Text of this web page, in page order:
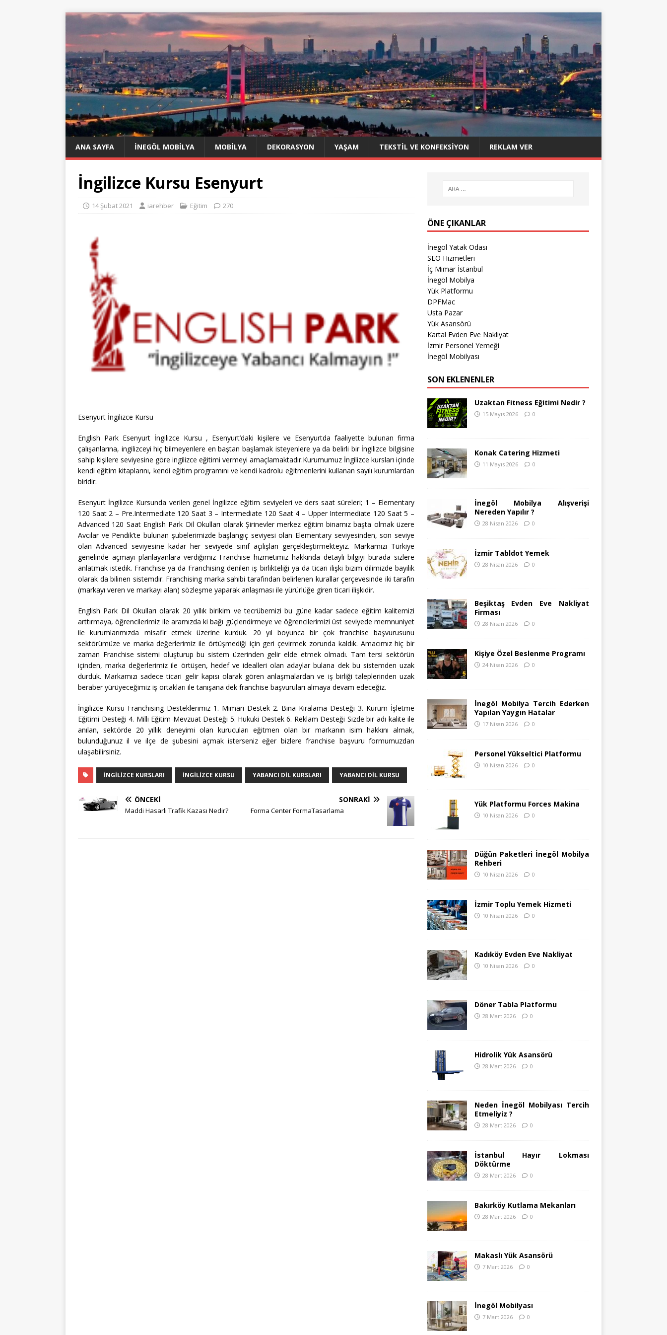
ANA SAYFA İNEGÖL MOBILYA MOBILYA DEKORASYON YAŞAM TEKSTIL VE KONFEKSIYON REKLAM VER
İngilizce Kursu Esenyurt
14 Şubat 2021 iarehber Eğitim 270
Esenyurt İngilizce Kursu
English Park Esenyurt İngilizce Kursu , Esenyurt’daki kişilere ve Esenyurtda faaliyette bulunan firma
çalışanlarına, ingilizceyi hiç bilmeyenlere en baştan başlamak isteyenlere ya da belirli bir İngilizce bilgisine
sahip kişilere seviyesine göre ingilizce eğitimi vermeyi amaçlamaktadır.Kurumumuz İngilizce kursları içinde
kendi eğitim kitaplarını, kendi eğitim programını ve kendi kadrolu eğitmenlerini kullanan sayılı kurumlardan
biridir.
Esenyurt İngilizce Kursunda verilen genel İngilizce eğitim seviyeleri ve ders saat süreleri; 1 – Elementary
120 Saat 2 – Pre.Intermediate 120 Saat 3 – Intermediate 120 Saat 4 – Upper Intermediate 120 Saat 5 –
Advanced 120 Saat English Park Dil Okulları olarak Şirinevler merkez eğitim binamız başta olmak üzere
Avcılar ve Pendik’te bulunan şubelerimizde başlangıç seviyesi olan Elementary seviyesinden, son seviye
olan Advanced seviyesine kadar her seviyede sınıf açılışları gerçekleştirmekteyiz. Markamızı Türkiye
genelinde açmayı planlayanlara verdiğimiz Franchise hizmetimiz hakkında detaylı bilgiyi burada sizlere
anlatmak istedik. Franchise ya da Franchising denilen iş birlikteliği ya da ticari ilişki bizim dilimizde bayilik
olarak da bilinen sistemdir. Franchising marka sahibi tarafından belirlenen kurallar çerçevesinde iki tarafın
(markayı veren ve markayı alan) sözleşme yaparak anlaşması ile yürürlüğe giren ticari ilişkidir.
English Park Dil Okulları olarak 20 yıllık birikim ve tecrübemizi bu güne kadar sadece eğitim kalitemizi
arttırmaya, öğrencilerimiz ile aramızda ki bağı güçlendirmeye ve öğrencilerimizi üst seviyede memnuniyet
ile kurumlarımızda misafir etmek üzerine kurduk. 20 yıl boyunca bir çok franchise başvurusunu
sektörümüze ve marka değerlerimiz ile örtüşmediği için geri çevirmek zorunda kaldık. Amacımız hiç bir
zaman Franchise sistemi oluşturup bu sistem üzerinden gelir elde etmek olmadı. Tam tersi sektörün
içinden, marka değerlerimiz ile örtüşen, hedef ve idealleri olan adaylar bulana dek bu sistemden uzak
durduk. Markamızı sadece ticari gelir kapısı olarak gören anlaşmalardan ve iş birliği taleplerinden uzak
beraber yürüyeceğimiz iş ortakları ile tanışana dek franchise başvuruları almaya devam edeceğiz.
İngilizce Kursu Franchising Desteklerimiz 1. Mimari Destek 2. Bina Kiralama Desteği 3. Kurum İşletme
Eğitimi Desteği 4. Milli Eğitim Mevzuat Desteği 5. Hukuki Destek 6. Reklam Desteği Sizde bir adı kalite ile
anılan, sektörde 20 yıllık deneyimi olan kurucuları eğitmen olan bir markanın isim hakkını almak,
bulunduğunuz il ve ilçe de şubesini açmak isterseniz eğer bizlere franchise başvuru formumuzdan
ulaşabilirsiniz.
İNGILIZCE KURSLARI INGILIZCE KURSU YABANCI DIL KURSLARI YABANCI DIL KURSU
ÖNCEKI
Maddi Hasarlı Trafik Kazası Nedir?
SONRAKI
Forma Center FormaTasarlama
ÖNE ÇIKANLAR
İnegöl Yatak Odası
SEO Hizmetleri
İç Mimar İstanbul
İnegöl Mobilya
Yük Platformu
DPFMac
Usta Pazar
Yük Asansörü
Kartal Evden Eve Nakliyat
İzmir Personel Yemeği
İnegöl Mobilyası
SON EKLENENLER
Uzaktan Fitness Eğitimi Nedir ?
15 Mayıs 2026 0
Konak Catering Hizmeti
11 Mayıs 2026 0
İnegöl Mobilya Alışverişi
Nereden Yapılır ?
28 Nisan 2026 0
İzmir Tabldot Yemek
28 Nisan 2026 0
Beşiktaş Evden Eve Nakliyat
Firması
28 Nisan 2026 0
Kişiye Özel Beslenme Programı
24 Nisan 2026 0
İnegöl Mobilya Tercih Ederken
Yapılan Yaygın Hatalar
17 Nisan 2026 0
Personel Yükseltici Platformu
10 Nisan 2026 0
Yük Platformu Forces Makina
10 Nisan 2026 0
Düğün Paketleri İnegöl Mobilya
Rehberi
10 Nisan 2026 0
İzmir Toplu Yemek Hizmeti
10 Nisan 2026 0
Kadıköy Evden Eve Nakliyat
10 Nisan 2026 0
Döner Tabla Platformu
28 Mart 2026 0
Hidrolik Yük Asansörü
28 Mart 2026 0
Neden İnegöl Mobilyası Tercih
Etmeliyiz ?
28 Mart 2026 0
İstanbul Hayır Lokması
Döktürme
28 Mart 2026 0
Bakırköy Kutlama Mekanları
28 Mart 2026 0
Makaslı Yük Asansörü
7 Mart 2026 0
İnegöl Mobilyası
7 Mart 2026 0